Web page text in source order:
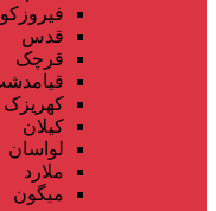
قدس
قرچک
کهریزک
کیلان
لواسان
ملارد
میگون